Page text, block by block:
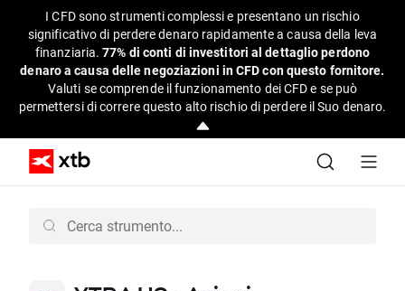
I CFD sono strumenti complessi e presentano un rischio
significativo di perdere denaro rapidamente a causa della leva
finanziaria.77% di conti di investitori al dettaglio perdono
denaro a causa delle negoziazioni in CFD con questo fornitore.
Valuti se comprende il funzionamento dei CFD e se può
permettersi di correre questo alto rischio di perdere il Suo denaro.